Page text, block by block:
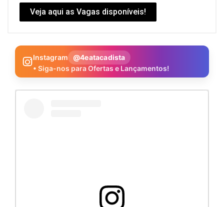
Veja aqui as Vagas disponíveis!
Instagram
@4eatacadista
• Siga-nos para Ofertas e Lançamentos!